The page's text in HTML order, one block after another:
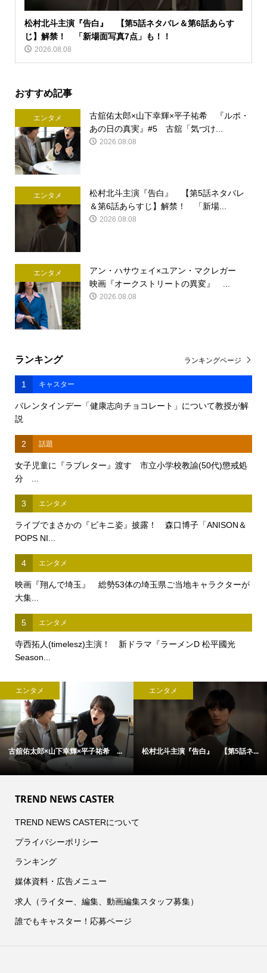
松村北斗主演『告白』 【第5話ネタバレ＆第6話あらす
じ】解禁！ 「新場面写真7点」も！！
2026.08.08
おすすめ記事
エンタメ
古舘佑太郎×山下幸輝×平子祐希 『ルポ・
あの日の真実』#5 古舘「気づけ...
2026.08.08
エンタメ
松村北斗主演『告白』 【第5話ネタバレ
＆第6話あらすじ】解禁！ 「新場...
2026.08.08
エンタメ
アン・ハサウェイ×ユアン・マクレガー
映画『オークストリートの異変』 ...
2026.08.08
ランキング
1 キャスター
バレンタインデー「健康志向チョコレート」について教授が解
説
2 話題
女子児童に『ラブレター』渡す 市立小学校教諭(50代)懲戒処
分 ...
3 エンタメ
ライブでまさかの『ビキニ姿』披露！ 森口博子「ANISON＆
POPS NI...
4 エンタメ
映画『翔んで埼玉』 総勢53体の埼玉県ご当地キャラクターが
大集...
5 エンタメ
寺西拓人(timelesz)主演！ 新ドラマ『ラーメンD 松平國光
Season...
ランキングページ
エンタメ
古舘佑太郎×山下幸輝×平子祐希 ...
エンタメ
松村北斗主演『告白』 【第5話ネ...
TREND NEWS CASTER
TREND NEWS CASTERについて
プライバシーポリシー
ランキング
媒体資料・広告メニュー
求人（ライター、編集、動画編集スタッフ募集）
誰でもキャスター！応募ページ